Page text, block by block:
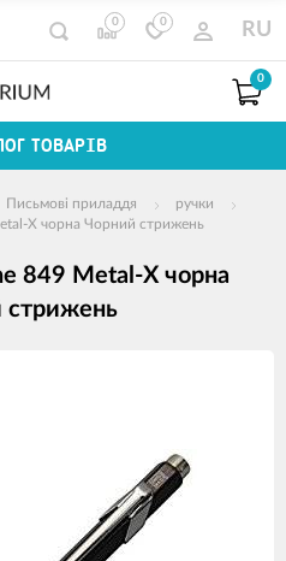
0 0 RU
0
ТОВАРІВ
Письмові приладдя
ручки
X чорна Чорний стрижень
849 Metal-X чорна
стрижень